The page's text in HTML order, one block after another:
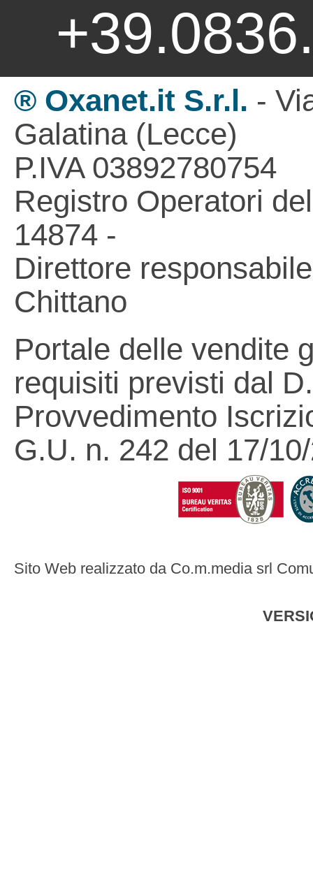
® Oxanet.it S.r.l. -
Galatina (Lecce)
P.IVA 03892780754
Registro Operatori
14874 -
Direttore
Chittano
Portale delle vendite
requisiti previsti dal
Provvedimento
G.U. n. 242 del 17/
Sito Web realizzato da Co.m.media srl